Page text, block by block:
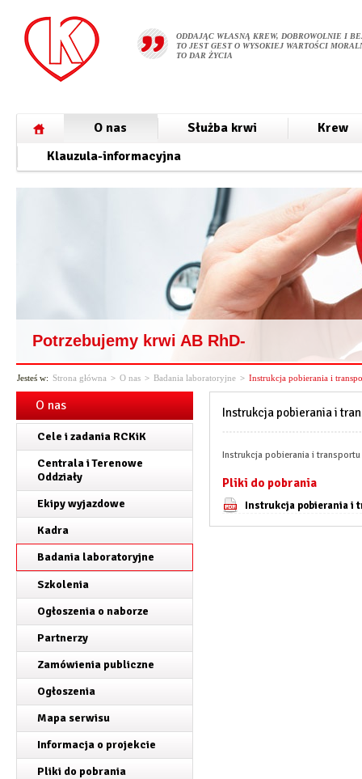
ODDAJĄC WŁASNĄ KREW, DOBROWOLNIE I
TO JEST GEST O WYSOKIEJ WARTOŚCI
TO DAR ŻYCIA
O nas Służba krwi
Krew
Klauzula-informacyjna
Potrzebujemy krwi AB RhD-
Jesteś w: Strona główna > O nas > Badania laboratoryjne > Instrukcja pobierania i
O nas
Cele i zadania RCKiK
Centrala i Terenowe
Oddziały
Ekipy wyjazdowe
Kadra
Badania laboratoryjne
Szkolenia
Ogłoszenia o naborze
Partnerzy
Zamówienia publiczne
Ogłoszenia
Mapa serwisu
Informacja o projekcie
Pliki do pobrania
Instrukcja pobierania i
Instrukcja pobierania i
Pliki do pobrania
Instrukcja pobierania i